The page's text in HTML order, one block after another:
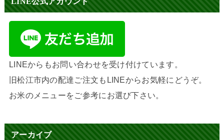
LINEからもお問い合わせを受け付けています。
旧松江市内の配達ご注文もLINEからお気軽にどうぞ。
お米のメニューをご参考にお選び下さい。
アーカイブ